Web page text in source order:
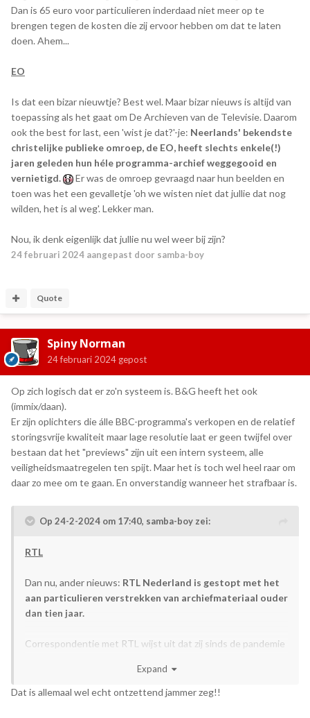
Dan is 65 euro voor particulieren inderdaad niet meer op te
brengen tegen de kosten die zij ervoor hebben om dat te laten
doen. Ahem...
EO
Is dat een bizar nieuwtje? Best wel. Maar bizar nieuws is altijd van
toepassing als het gaat om De Archieven van de Televisie. Daarom
ook the best for last, een 'wist je dat?'-je: Neerlands' bekendste
christelijke publieke omroep, de EO, heeft slechts enkele(!)
jaren geleden hun héle programma-archief weggegooid en
vernietigd.
Er was de omroep gevraagd naar hun beelden en
toen was het een gevalletje 'oh we wisten niet dat jullie dat nog
wilden, het is al weg'. Lekker man.
Nou, ik denk eigenlijk dat jullie nu wel weer bij zijn?
24 februari 2024 aangepast door samba-boy
Quote
Spiny Norman
24 februari 2024 gepost
Op zich logisch dat er zo'n systeem is. B&G heeft het ook
(immix/daan).
Er zijn oplichters die álle BBC-programma's verkopen en de relatief
storingsvrije kwaliteit maar lage resolutie laat er geen twijfel over
bestaan dat het "previews" zijn uit een intern systeem, alle
veiligheidsmaatregelen ten spijt. Maar het is toch wel heel raar om
daar zo mee om te gaan. En onverstandig wanneer het strafbaar is.
Op 24-2-2024 om 17:40, samba-boy zei:
RTL
Dan nu, ander nieuws: RTL Nederland is gestopt met het
aan particulieren verstrekken van archiefmateriaal ouder
dan tien jaar.
Correspondentie met RTL wijst uit dat zij sinds de pandemie
archiefmateriaal aan particulieren. Spreekt voor zich, er was
geen werk op locatie mogelijk. Nu is mij verteld dat ze dit zo
Expand
Dat is allemaal wel echt ontzettend jammer zeg!!